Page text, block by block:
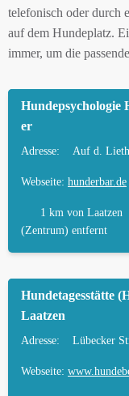
telefonisch oder durch
auf dem Hundeplatz.
immer, um die
Hundepsychologie
er
Adresse: Auf d.
Webseite: hunderbar.de
1 km von Laatzen
(Zentrum) entfernt
Hundetagesstätte
Laatzen
Adresse: Lübecker
Webseite: